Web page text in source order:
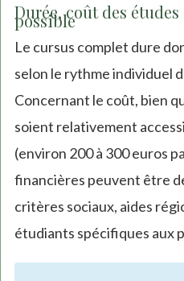
Durée, coût des
possible
Le cursus complet dure
selon le rythme individuel
Concernant le coût, bien
soient relativement
(environ 200 à 300 euros
financières peuvent être
critères sociaux, aides
étudiants spécifiques aux